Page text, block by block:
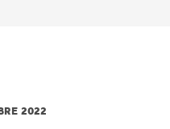
2022